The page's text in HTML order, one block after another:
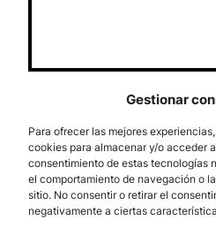
Gestionar
Para ofrecer las mejores
cookies para almacenar y/o acceder
consentimiento de estas tecnologías
el comportamiento de navegación o
sitio. No consentir o retirar el
negativamente a ciertas
Síguenos Follow us
Facebook X InstagramYouTube Bluesky